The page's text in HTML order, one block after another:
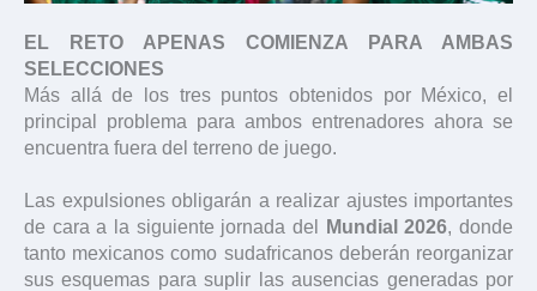
EL RETO APENAS COMIENZA PARA AMBAS
SELECCIONES
Más allá de los tres puntos obtenidos por México, el
principal problema para ambos entrenadores ahora se
encuentra fuera del terreno de juego.
Las expulsiones obligarán a realizar ajustes importantes
de cara a la siguiente jornada del
Mundial 2026, donde
tanto mexicanos como sudafricanos deberán reorganizar
sus esquemas para suplir las ausencias generadas por